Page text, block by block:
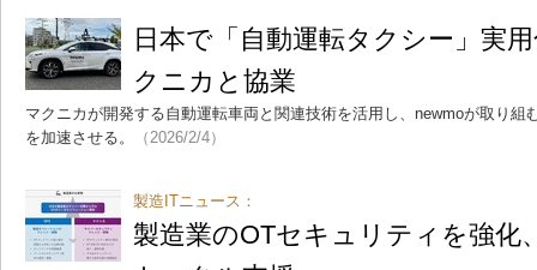
日本で「自動運転タクシー」実
クニカと協業
マクニカが開発する自動運転車両と関連技術を活用し、newmoが取り組
を加速させる。
（2026/2/4）
製造ITニュース：
製造業のOTセキュリティを強化